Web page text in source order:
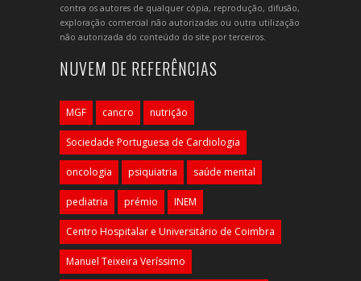
contra os autores de qualquer cópia, reprodução, difusão,
exploração comercial não autorizadas ou outra utilização
não autorizada do conteúdo do site por terceiros.
NUVEM DE REFERÊNCIAS
MGF cancro nutrição
Sociedade Portuguesa de Cardiologia
oncologia psiquiatria saúde mental
pediatria prémio INEM
Centro Hospitalar e Universitário de Coimbra
Manuel Teixeira Veríssimo